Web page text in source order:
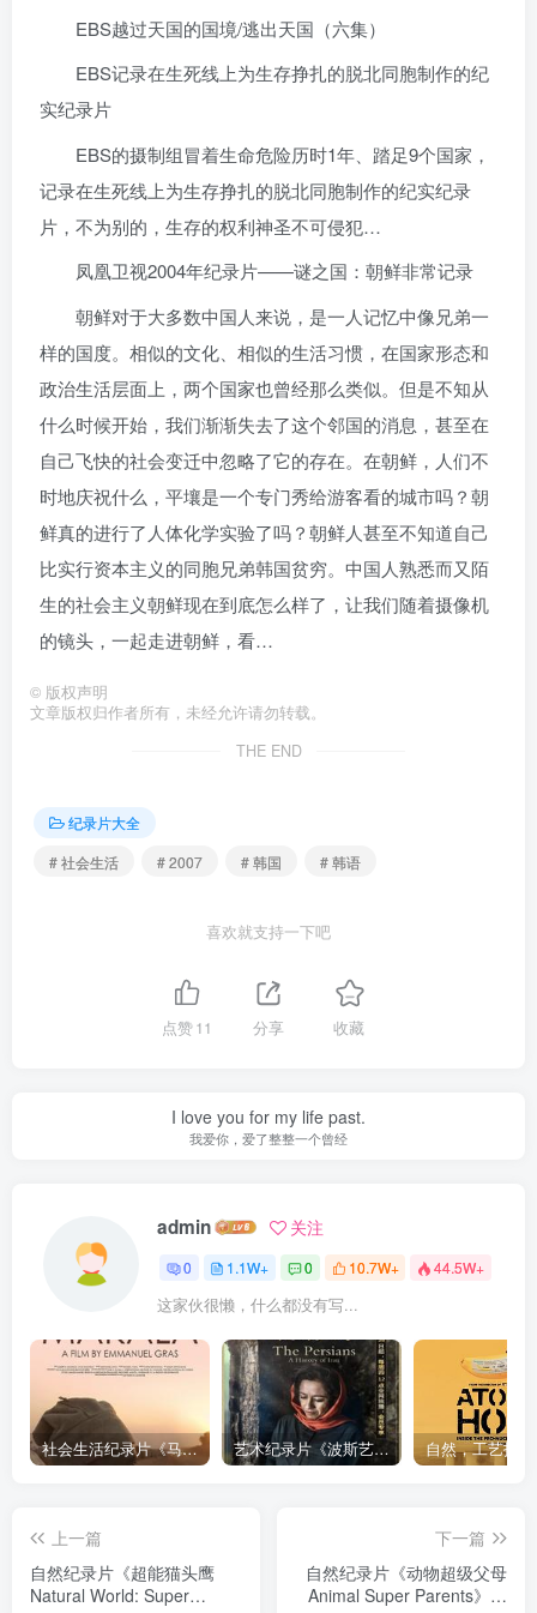
EBS越过天国的国境/逃出天国（六集）
EBS记录在生死线上为生存挣扎的脱北同胞制作的纪
实纪录片
EBS的摄制组冒着生命危险历时1年、踏足9个国家，
记录在生死线上为生存挣扎的脱北同胞制作的纪实纪录
片，不为别的，生存的权利神圣不可侵犯…
凤凰卫视2004年纪录片——谜之国：朝鲜非常记录
朝鲜对于大多数中国人来说，是一人记忆中像兄弟一
样的国度。相似的文化、相似的生活习惯，在国家形态和
政治生活层面上，两个国家也曾经那么类似。但是不知从
什么时候开始，我们渐渐失去了这个邻国的消息，甚至在
自己飞快的社会变迁中忽略了它的存在。在朝鲜，人们不
时地庆祝什么，平壤是一个专门秀给游客看的城市吗？朝
鲜真的进行了人体化学实验了吗？朝鲜人甚至不知道自己
比实行资本主义的同胞兄弟韩国贫穷。中国人熟悉而又陌
生的社会主义朝鲜现在到底怎么样了，让我们随着摄像机
的镜头，一起走进朝鲜，看…
© 版权声明
文章版权归作者所有，未经允许请勿转载。
THE END
纪录片大全
# 社会生活
# 2007 # 韩国 # 韩语
喜欢就支持一下吧
点赞11 分享 收藏
I love you for my life past.
我爱你，爱了整整一个曾经
admin 关注
0 1.1W+ 0 10.7W+ 44.5W+
这家伙很懒，什么都没有写...
社会生活纪录片《马加拉 Makala》下载 艺术纪录片《波斯艺术 Art of Persia》下载
上一篇
自然纪录片《超能猫头鹰
Natural World: Super
下一篇
自然纪录片《动物超级父母
Animal Super Parents》下